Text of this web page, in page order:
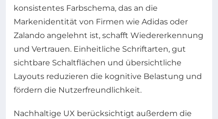
konsistentes Farbschema, das an die
Markenidentität von Firmen wie Adidas oder
Zalando angelehnt ist, schafft Wiedererkennung
und Vertrauen. Einheitliche Schriftarten, gut
sichtbare Schaltflächen und übersichtliche
Layouts reduzieren die kognitive Belastung und
fördern die Nutzerfreundlichkeit.
Nachhaltige UX berücksichtigt außerdem die